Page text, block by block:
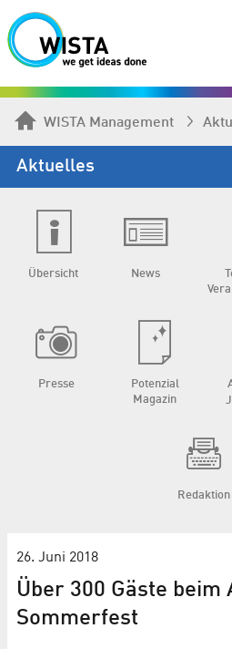
WISTA Management
Aktuelles
Übersicht News
Presse
Potenzial
Magazin
Redaktion
26. Juni 2018
Über 300 Gäste
Sommerfest